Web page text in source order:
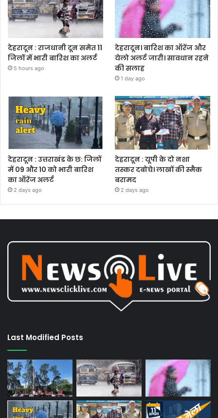
देहरादून : राजधानी दून समेत 11
जिलों में भारी बारिश का अलर्ट
5 hours ago
देहरादून। बारिश का ऑरेंज और
येलो अलर्ट जारी। सावधान रहने
की सलाह
1 day ago
देहरादून : उत्तराखंड के छ: जिलों
में 09 और 10 को भारी बारिश
का ऑरेंज अलर्ट
2 days ago
देहरादून : यूपी के दो नशा
तस्कर दबोचे। लाखों की स्मैक
बरामद
2 days ago
Last Modified Posts